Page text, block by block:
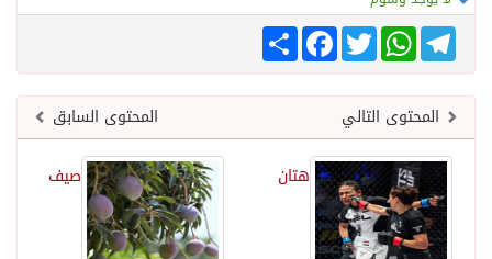
انشر
FacebookTwitter
WhatsAppTelegram
المحتوى السابق
المحتوى التالي
صيف
هتان